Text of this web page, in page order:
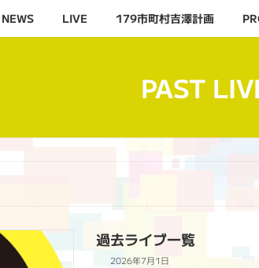
NEWS LIVE 179市町村吉澤計画
PAST
過去ライブ一覧
2026年7月1日